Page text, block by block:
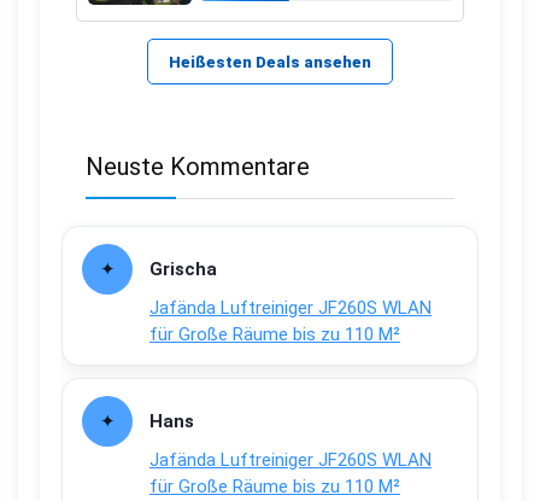
Heißesten Deals ansehen
Neuste Kommentare
Grischa
Jafända Luftreiniger JF260S WLAN
für Große Räume bis zu 110 M²
Hans
Jafända Luftreiniger JF260S WLAN
für Große Räume bis zu 110 M²